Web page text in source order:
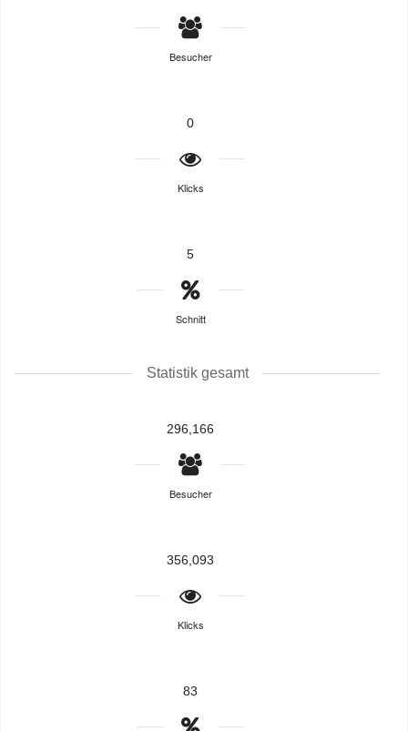
Besucher
0
Klicks
5
Schnitt
Statistik gesamt
296,166
Besucher
356,093
Klicks
83